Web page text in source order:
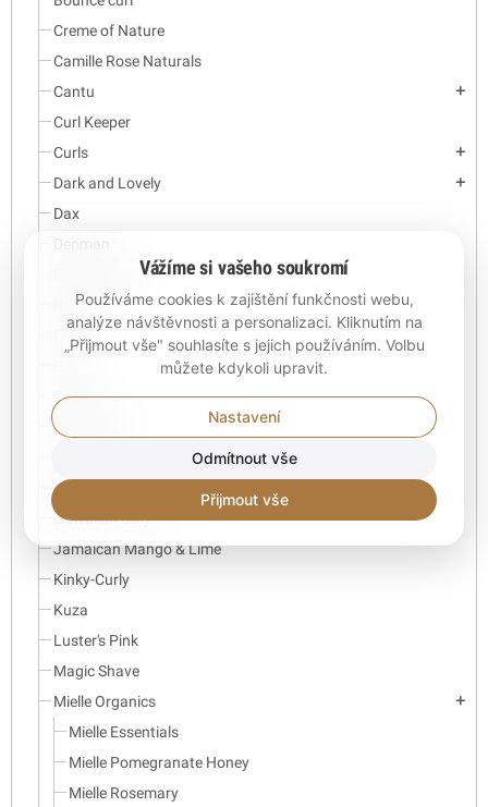
Creme of Nature
Camille Rose Naturals
Cantu
add
Curl Keeper
Curls
add
Dark and Lovely add
Dax
Dudu Osun
Eden
Ecoslay
Fantasia IC
King.J
Hawaiian Silky
Jamaican Mango & Lime
Kinky-Curly
Kuza
Luster's Pink
Magic Shave
Mielle Organics
add
Mielle Essentials
Mielle Pomegranate Honey
Mielle Rosemary
Vážíme si vašeho soukromí
Používáme cookies k zajištění funkčnosti webu,
analýze návštěvnosti a personalizaci. Kliknutím na
„Přijmout vše" souhlasíte s jejich používáním. Volbu
můžete kdykoli upravit.
Nastavení
Odmítnout vše
Přijmout vše